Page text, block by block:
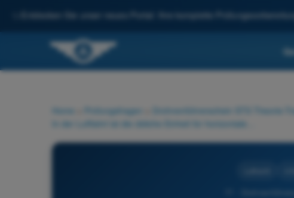
Entdecken Sie unser neues Portal: Ihre komplette
Home Prüfungsfragen Drohnenführerschein STS Theorie-